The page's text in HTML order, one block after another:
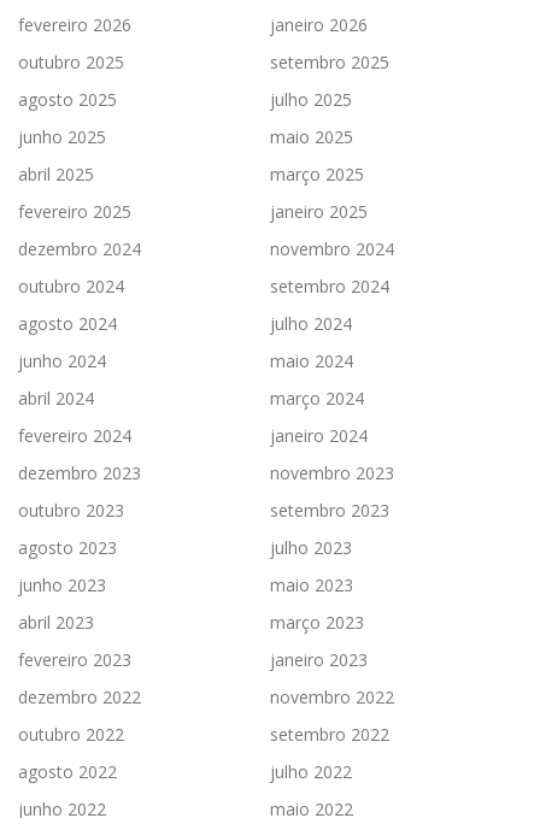
fevereiro 2026
janeiro 2026
outubro 2025
setembro 2025
agosto 2025
julho 2025
junho 2025
maio 2025
abril 2025
março 2025
fevereiro 2025
janeiro 2025
dezembro 2024
novembro 2024
outubro 2024
setembro 2024
agosto 2024
julho 2024
junho 2024
maio 2024
abril 2024
março 2024
fevereiro 2024
janeiro 2024
dezembro 2023
novembro 2023
outubro 2023
setembro 2023
agosto 2023
julho 2023
junho 2023
maio 2023
abril 2023
março 2023
fevereiro 2023
janeiro 2023
dezembro 2022
novembro 2022
outubro 2022
setembro 2022
agosto 2022
julho 2022
junho 2022
maio 2022